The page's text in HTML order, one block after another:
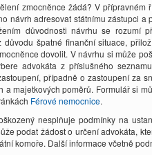
zmocněnce žádá? V
návrh adresovat státnímu zástupci
důvodnosti návrhu se rozumí
důvodu špatné finanční situace,
dovolit. V návrhu si může
advokáta z příslušného
případně o zastoupení za
a majetkových poměrů. Formulář si
Férové nemocnice.
nesplňuje podmínky na
podat žádost o určení advokáta,
komoře. Další informace včetně